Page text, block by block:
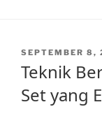
POSTED
SEPTEMBER 8,
Teknik
Set yang